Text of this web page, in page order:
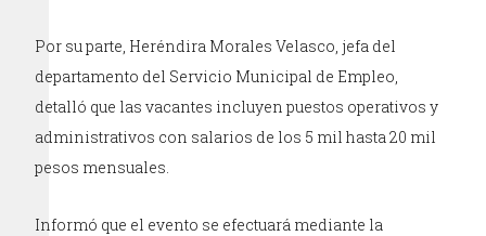
Por su parte, Heréndira Morales Velasco, jefa del
departamento del Servicio Municipal de Empleo,
detalló que las vacantes incluyen puestos operativos y
administrativos con salarios de los 5 mil hasta 20 mil
pesos mensuales.
Informó que el evento se efectuará mediante la